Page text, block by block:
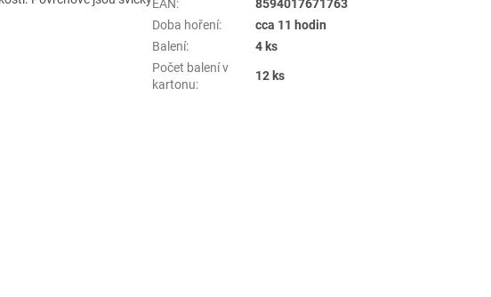
EAN:
8594017671763
Doba hoření:
cca 11 hodin
Balení:
4 ks
Počet balení v
kartonu:
12 ks